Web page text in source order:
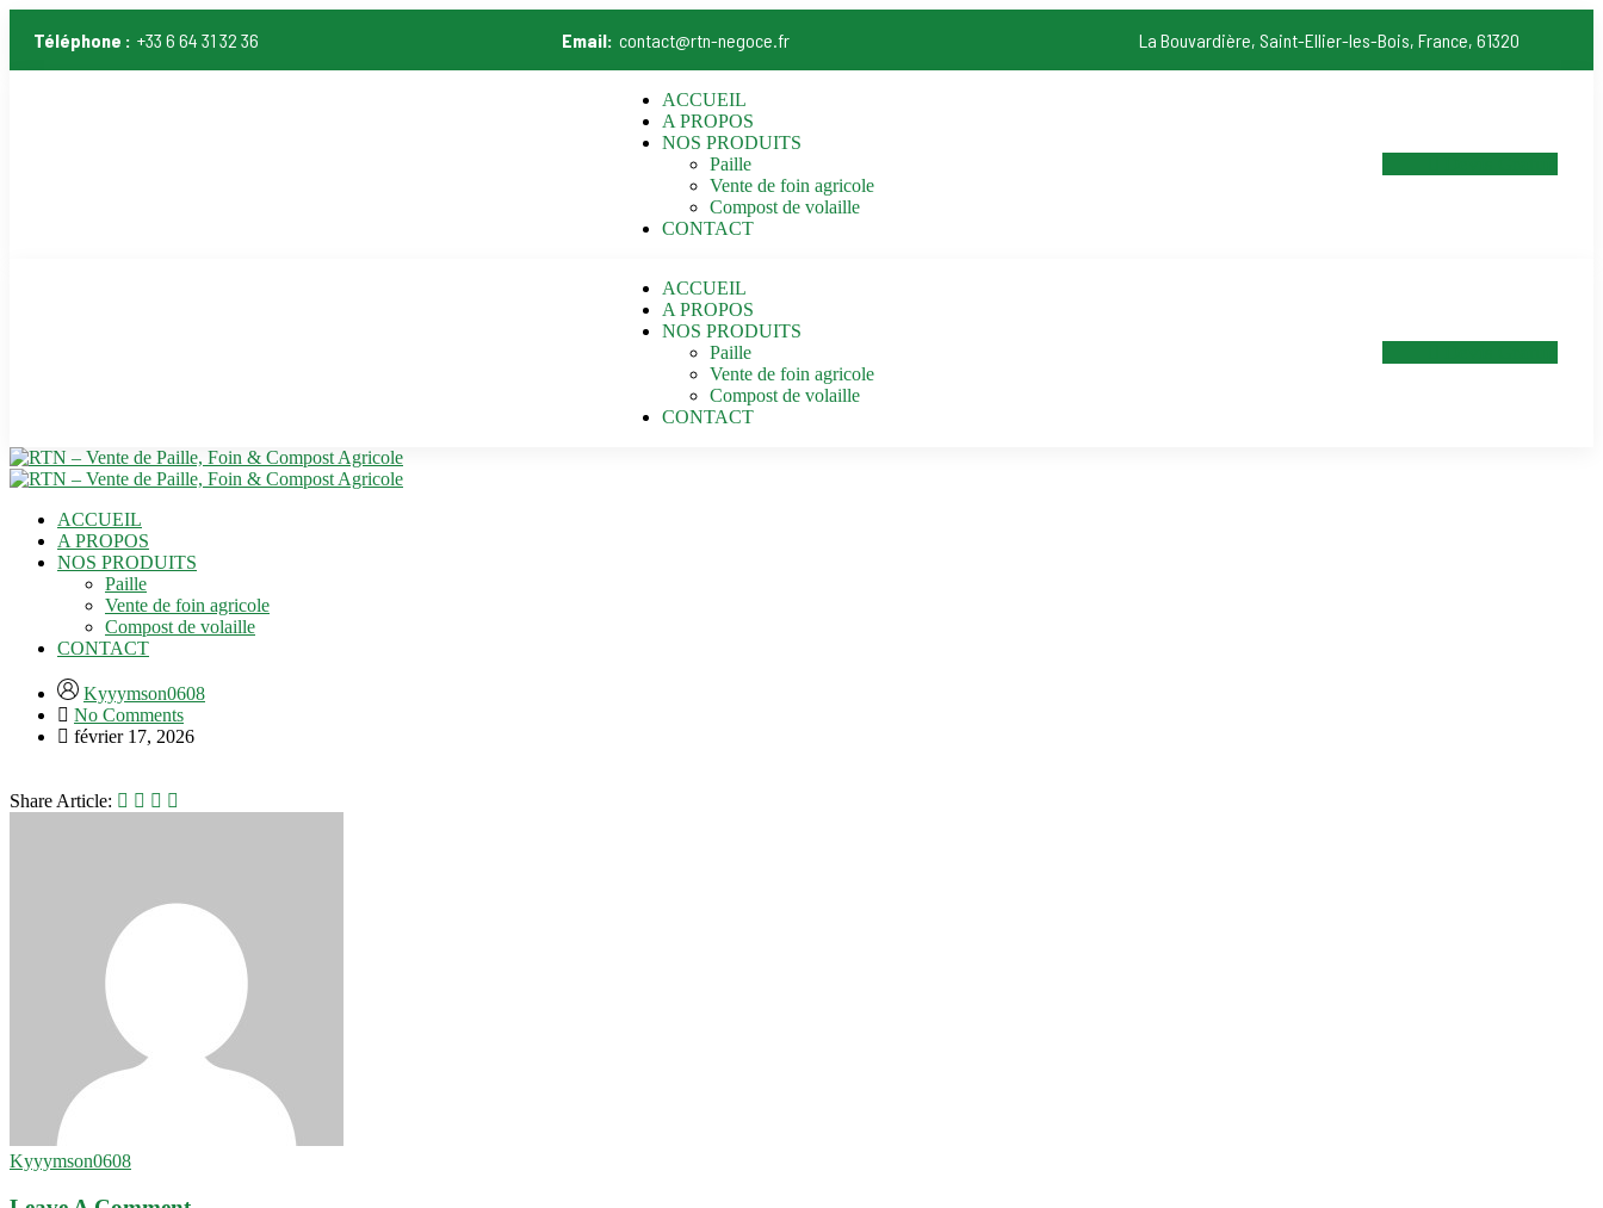
Téléphone : +33 6 64 31 32 36 Email: contact@rtn-negoce.fr La Bouvardière, Saint-Ellier-les-Bois, France, 61320
ACCUEIL
A PROPOS
NOS PRODUITS
Paille
Vente de foin agricole
Compost de volaille
CONTACT
ACCUEIL
A PROPOS
NOS PRODUITS
Paille
Vente de foin agricole
Compost de volaille
CONTACT
ACCUEIL
A PROPOS
NOS PRODUITS
Paille
Vente de foin agricole
Compost de volaille
CONTACT
Kyyymson0608
No Comments
février 17, 2026
Share Article:
Kyyymson0608